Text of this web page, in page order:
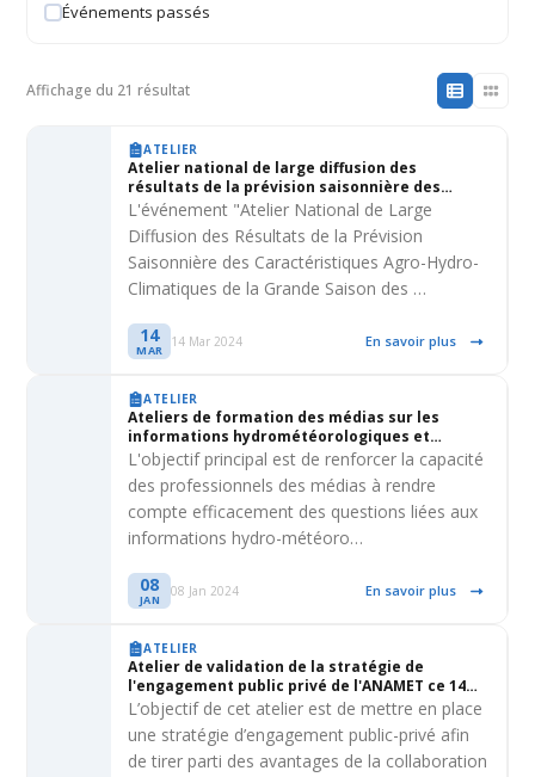
Événements passés
Affichage du 21 résultat
ATELIER
Atelier national de large diffusion des
résultats de la prévision saisonnière des
caractéristiques agro-hydro-climatiques de la
grande saison des pluies aux agriculteurs au
sud togo
L'événement "Atelier National de Large
Diffusion des Résultats de la Prévision
Saisonnière des Caractéristiques Agro-Hydro-
Climatiques de la Grande Saison des …
14
MAR
14 Mar 2024 En savoir plus
ATELIER
Ateliers de formation des médias sur les
informations hydrométéorologiques et
climatiques au niveau national et local
L'objectif principal est de renforcer la capacité
des professionnels des médias à rendre
compte efficacement des questions liées aux
informations hydro-météoro…
08
JAN
08 Jan 2024 En savoir plus
ATELIER
Atelier de validation de la stratégie de
l'engagement public privé de l'ANAMET ce 14
décembre 2023 à Lomé
L’objectif de cet atelier est de mettre en place
une stratégie d’engagement public-privé afin
de tirer parti des avantages de la collaboration